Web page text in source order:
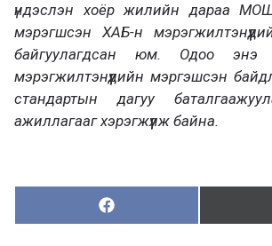
үндэслэн хоёр жилийн дараа
мэрэгшсэн ХАБ-н
байгуулагдсан юм. Одоо энэ
мэрэгжилтэнүүдийн мэргэшсэн
стандартын дагуу
ажиллагааг хэрэгжүүлж байна.
Хуваалцах:
Х
у